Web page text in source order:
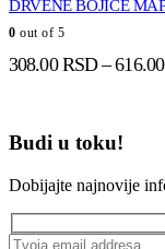
DRVENE BOJICE
0 out of 5
308.00RSD –
Budi u toku!
Dobijajte najnovije